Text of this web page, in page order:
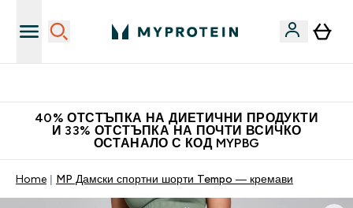
40% ОТСТЪПКА НА ДИЕТИЧНИ ПРОДУКТИ
И 33% ОТСТЪПКА НА ПОЧТИ ВСИЧКО
ОСТАНАЛО С КОД MYPBG
Home MP Дамски спортни шорти Tempo — кремави